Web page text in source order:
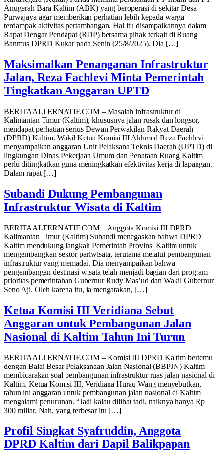
Anugerah Bara Kaltim (ABK) yang beroperasi di sekitar Desa
Purwajaya agar memberikan perhatian lebih kepada warga
terdampak aktivitas pertambangan. Hal itu disampaikannya dalam
Rapat Dengar Pendapat (RDP) bersama pihak terkait di Ruang
Banmus DPRD Kukar pada Senin (25/8/2025). Dia […]
Maksimalkan Penanganan Infrastruktur
Jalan, Reza Fachlevi Minta Pemerintah
Tingkatkan Anggaran UPTD
BERITAALTERNATIF.COM – Masalah infrastruktur di
Kalimantan Timur (Kaltim), khususnya jalan rusak dan longsor,
mendapat perhatian serius Dewan Perwakilan Rakyat Daerah
(DPRD) Kaltim. Wakil Ketua Komisi III Akhmed Reza Fachlevi
menyampaikan anggaran Unit Pelaksana Teknis Daerah (UPTD) di
lingkungan Dinas Pekerjaan Umum dan Penataan Ruang Kaltim
perlu ditingkatkan guna meningkatkan efektivitas kerja di lapangan.
Dalam rapat […]
Subandi Dukung Pembangunan
Infrastruktur Wisata di Kaltim
BERITAALTERNATIF.COM – Anggota Komisi III DPRD
Kalimantan Timur (Kaltim) Subandi menegaskan bahwa DPRD
Kaltim mendukung langkah Pemerintah Provinsi Kaltim untuk
mengembangkan sektor pariwisata, terutama melalui pembangunan
infrastruktur yang memadai. Dia menyampaikan bahwa
pengembangan destinasi wisata telah menjadi bagian dari program
prioritas pemerintahan Gubernur Rudy Mas’ud dan Wakil Gubernur
Seno Aji. Oleh karena itu, ia mengatakan, […]
Ketua Komisi III Veridiana Sebut
Anggaran untuk Pembangunan Jalan
Nasional di Kaltim Tahun Ini Turun
BERITAALTERNATIF.COM – Komisi III DPRD Kaltim bertemu
dengan Balai Besar Pelaksanaan Jalan Nasional (BBPJN) Kaltim
membicarakan soal pembangunan infrastruktur ruas jalan nasional di
Kaltim. Ketua Komisi III, Veridiana Huraq Wang menyebutkan,
tahun ini anggaran untuk pembangunan jalan nasional di Kaltim
mengalami penurunan. “Jadi kalau dilihat tadi, naiknya hanya Rp
300 miliar. Nah, yang terbesar itu […]
Profil Singkat Syafruddin, Anggota
DPRD Kaltim dari Dapil Balikpapan